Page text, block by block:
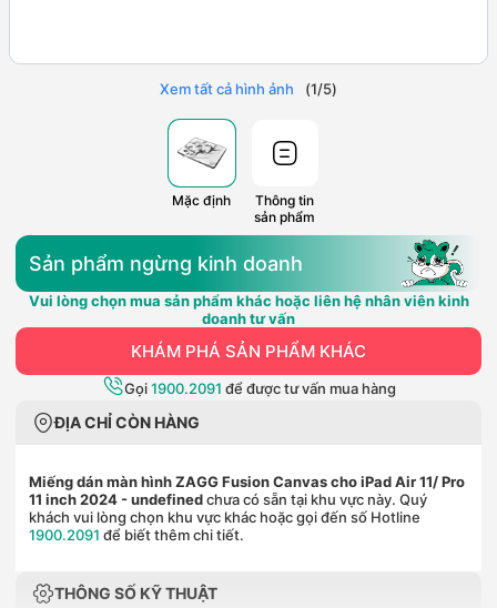
Xem tất cả hình ảnh (1/5)
Mặc định
Thông tin
sản phẩm
Sản phẩm ngừng kinh doanh
Vui lòng chọn mua sản phẩm khác hoặc liên hệ nhân viên kinh
doanh tư vấn
KHÁM PHÁ SẢN PHẨM KHÁC
Gọi1900.2091 để được tư vấn mua hàng
ĐỊA CHỈ CÒN HÀNG
Miếng dán màn hình ZAGG Fusion Canvas cho iPad Air 11/ Pro
11 inch 2024 - undefinedchưa có sẵn tại khu vực này. Quý
khách vui lòng chọn khu vực khác hoặc gọi đến số Hotline
1900.2091 để biết thêm chi tiết.
THÔNG SỐ KỸ THUẬT